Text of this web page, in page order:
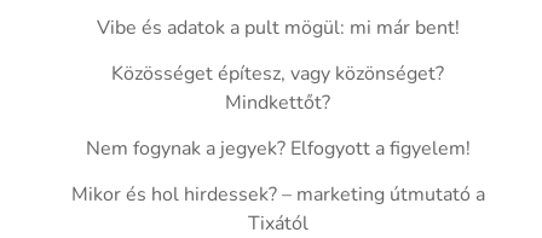
Vibe és adatok a pult mögül: mi már bent!
Közösséget építesz, vagy közönséget?
Mindkettőt?
Nem fogynak a jegyek? Elfogyott a figyelem!
Mikor és hol hirdessek? – marketing útmutató a
Tixától